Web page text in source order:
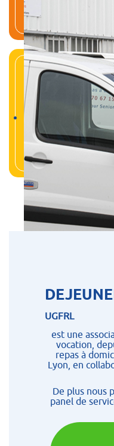
Aide
Petits
UGFRL
est une
vocation,
repas à
Lyon, en
De plus nous
panel de